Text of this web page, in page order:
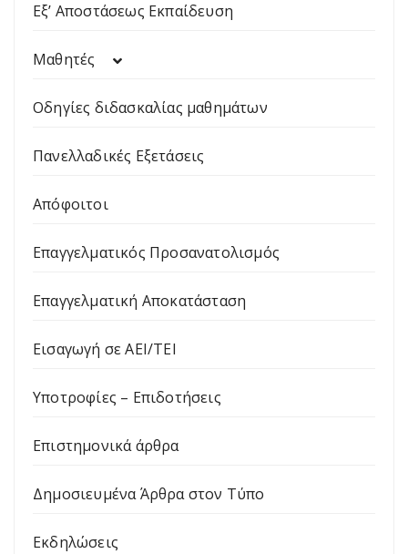
Εξ’ Αποστάσεως Εκπαίδευση
Μαθητές
Οδηγίες διδασκαλίας μαθημάτων
Πανελλαδικές Εξετάσεις
Απόφοιτοι
Επαγγελματικός Προσανατολισμός
Επαγγελματική Αποκατάσταση
Εισαγωγή σε ΑΕΙ/ΤΕΙ
Υποτροφίες – Επιδοτήσεις
Επιστημονικά άρθρα
Δημοσιευμένα Άρθρα στον Τύπο
Εκδηλώσεις